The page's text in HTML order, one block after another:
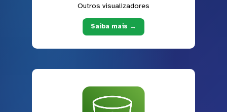
Outros visualizadores
Saiba mais →